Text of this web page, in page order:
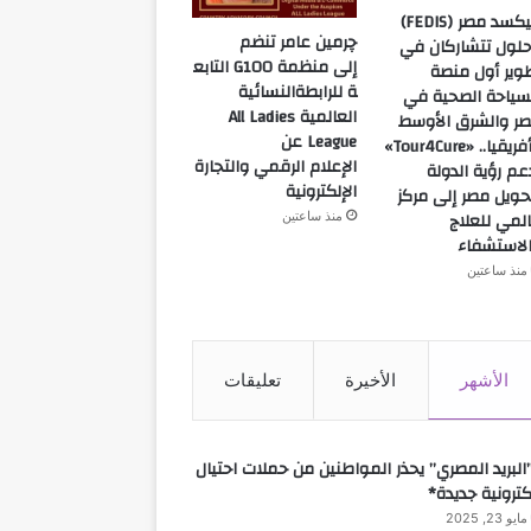
فيكسد مصر (FEDIS)
تتشاركان في
أول منصة
الصحية في
والشرق الأوسط
وأفريقيا.. «Tour4Cure»
رؤية الدولة
مصر إلى مركز
للعلاج
منذ ساعتين
چرمين عامر تنضم
إلى منظمة G100 التابع
ة للرابطةالنسائية
العالمية All Ladies
League عن
الإعلام الرقمي والتجارة
الإلكترونية
منذ ساعتين
الأشهر الأخيرة تعليقات
المصري” يحذر المواطنين من حملات احتيال
جديدة*
مايو 23, 2025